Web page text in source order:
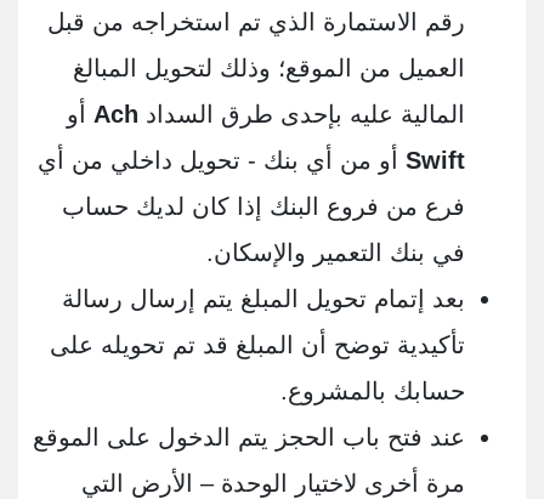
رقم الاستمارة الذي تم استخراجه من قبل
العميل من الموقع؛ وذلك لتحويل المبالغ
المالية عليه بإحدى طرق السداد Ach أو
Swift أو من أي بنك - تحويل داخلي من أي
فرع من فروع البنك إذا كان لديك حساب
في بنك التعمير والإسكان.
بعد إتمام تحويل المبلغ يتم إرسال رسالة
تأكيدية توضح أن المبلغ قد تم تحويله على
حسابك بالمشروع.
عند فتح باب الحجز يتم الدخول على الموقع
مرة أخرى لاختيار الوحدة – الأرض التي